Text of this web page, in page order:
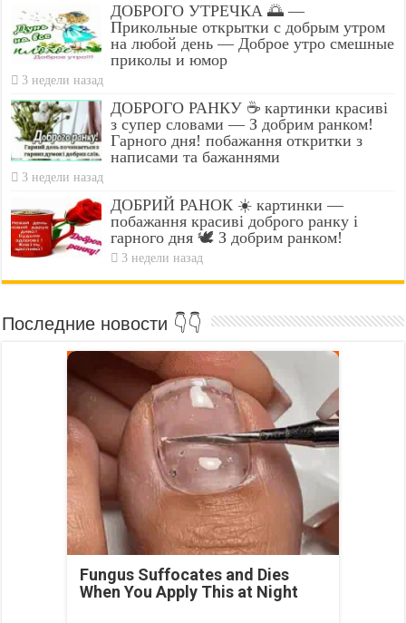
ДОБРОГО УТРЕЧКА 🌅 —
Прикольные открытки с добрым утром
на любой день — Доброе утро смешные
приколы и юмор
3 недели назад
ДОБРОГО РАНКУ ☕ картинки красиві
з супер словами — З добрим ранком!
Гарного дня! побажання откритки з
написами та бажаннями
3 недели назад
ДОБРИЙ РАНОК ☀️ картинки —
побажання красиві доброго ранку і
гарного дня 🕊️ З добрим ранком!
3 недели назад
Последние новости 👇👇
Fungus Suffocates and Dies
When You Apply This at Night